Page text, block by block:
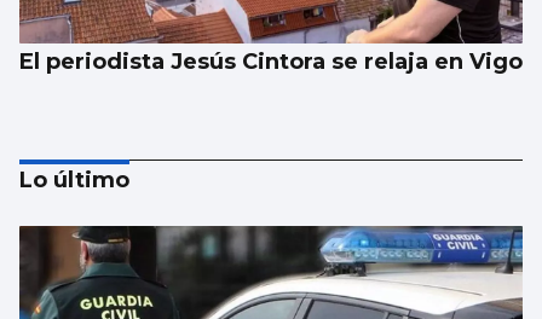
El periodista Jesús Cintora se relaja en Vigo
Lo último